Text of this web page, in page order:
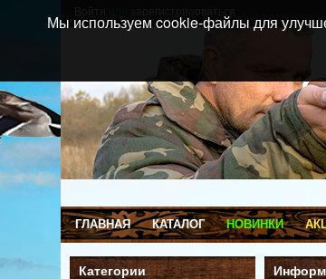
ГЛАВНАЯ КАТАЛОГ НОВИНКИ
Категории
Мы используем cookie-файлы для